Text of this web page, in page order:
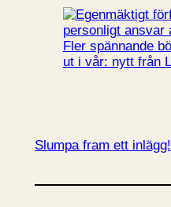
Fler spännande
ut i vår: nytt från
Slumpa fram ett inlägg!